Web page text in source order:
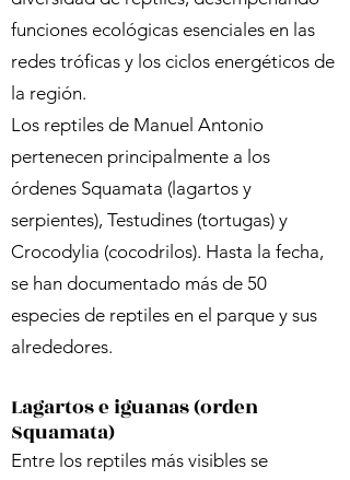
funciones ecológicas esenciales en las
redes tróficas y los ciclos energéticos de
la región.
Los reptiles de Manuel Antonio
pertenecen principalmente a los
órdenes Squamata (lagartos y
serpientes), Testudines (tortugas) y
Crocodylia (cocodrilos). Hasta la fecha,
se han documentado más de 50
especies de reptiles en el parque y sus
alrededores.
Lagartos e iguanas (orden
Squamata)
Entre los reptiles más visibles se